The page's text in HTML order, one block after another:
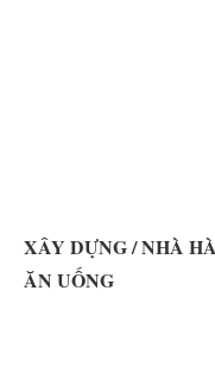
XÂY DỰNG / NHÀ
ĂN UỐNG